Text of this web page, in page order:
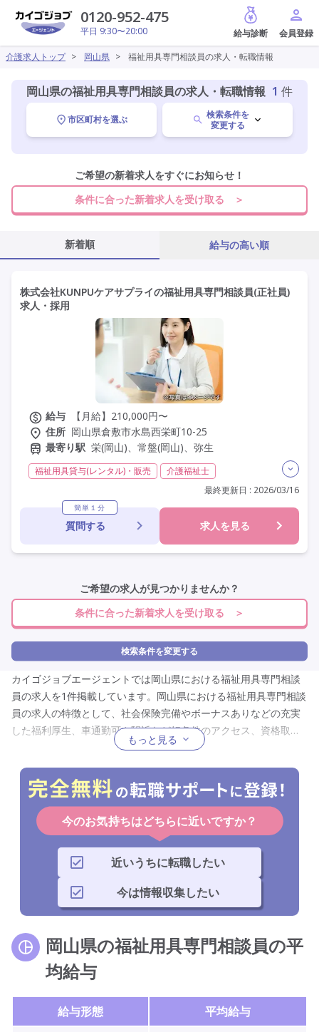
0120-952-475
平日 9:30〜20:00
給与診断
介護求人トップ > 岡山県 > 福祉用具専門相談員の求人・転職情報
岡山県の福祉用具専門相談員の求人・転職情報 1 件
市区町村を選ぶ
検索条件を
変更する
岡山県 変更
その他の条件を選ぶ
ご希望の新着求人をすぐにお知らせ！
条件に合った新着求人を受け取る ＞
新着順 給与の高い順
株式会社KUNPUケアサプライの福祉用具専門相談員(正社員)
求人・採用
給与
【月給】210,000円〜
住所 岡山県倉敷市水島西栄町10-25
最寄り駅 栄(岡山)、常盤(岡山)、弥生
福祉用具貸与(レンタル)・販売
介護福祉士
夜勤なし
残業月20時間以内
残業ほぼなし 常勤
社会保険完備
交通費支給
年間休日110日以上
学歴不問
車通勤可 駅近
最終更新日 : 2026/03/16
簡単１分
質問する 求人を見る
ご希望の求人が見つかりませんか？
条件に合った新着求人を受け取る ＞
検索条件を変更する
カイゴジョブエージェントでは岡山県における福祉用具専門相談
員の求人を1件掲載しています。岡山県における福祉用具専門相談
員の求人の特徴として、社会保険完備やボーナスありなどの充実
した福利厚生、車通勤可や駅近など好条件のアクセス、資格取得
支援や研修制度など充実した研修制度、正社員やパートなどの働
き方に応じて選べる雇用形態、訪問介護や放課後等デイサービス
など幅広く選べるサービス形態、介護福祉士や初任者研修などの
所有者を対象にした資格を限定したもの、身体介護なしや送迎業
務なしなど幅広い仕事内容、夜勤専従や日勤のみなどから選べる
勤務時間、土日祝休みや夏季休暇など充実した休日、未経験歓迎
や定年なしなど誰もが応募しやすい応募要件、条件や非常勤など
の働き方に合わせた就業形態が挙げられるので、岡山県で福祉用
具専門相談員への転職を考えている人は必見です。
もっと見る
今のお気持ちはどちらに近いですか？
近いうちに転職したい
今は情報収集したい
岡山県の福祉用具専門相談員の平
均給与
給与形態
平均給与